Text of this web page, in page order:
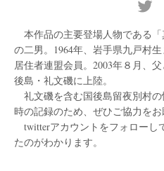
本作品の主要登場人物である
の二男。1964年、岩手県九戸村
居住者連盟会員。2003年８月、
後島・礼文磯に上陸。
礼文磯を含む国後島留夜別村
時の記録のため、ぜひご協力をお
twitterアカウントをフォローし
たのがわかります。